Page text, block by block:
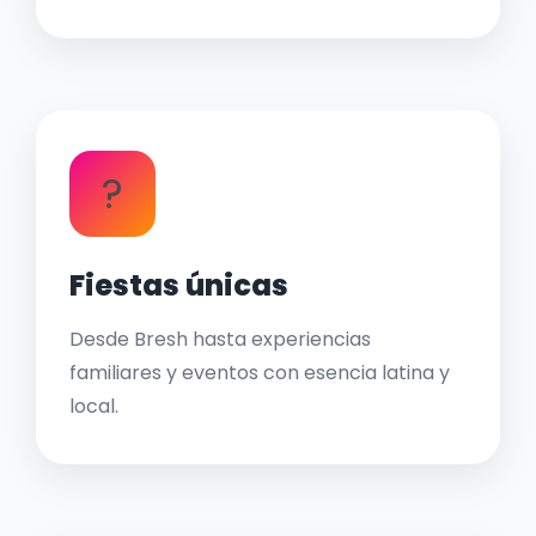
?
Fiestas únicas
Desde Bresh hasta experiencias
familiares y eventos con esencia latina y
local.